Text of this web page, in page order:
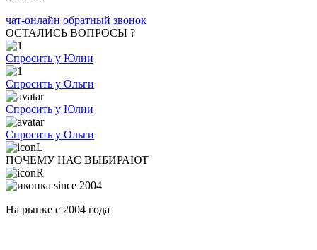
чат-онлайн обратный звонок
ОСТАЛИСЬ ВОПРОСЫ ?
Спросить у Юлии
Спросить у Ольги
Спросить у Юлии
Спросить у Ольги
ПОЧЕМУ НАС ВЫБИРАЮТ
На рынке с 2004 года